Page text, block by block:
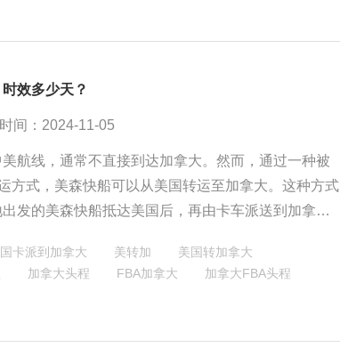
效多少天？
时间：2024-11-05
航线，通常不直接到达加拿大。然而，通过一种被
方式，美森快船可以从美国转运至加拿大。这种方式
发的美森快船抵达美国后，再由卡车派送到加拿大
但通过转运方式，它仍然为加拿大提供了高效、可
卡派到加拿大 美转加
美国转加拿大
加拿大头程 FBA加拿大
加拿大FBA头程